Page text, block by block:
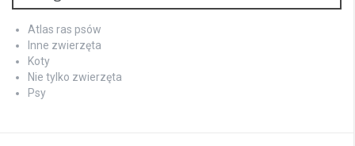
Atlas ras psów
Inne zwierzęta
Koty
Nie tylko zwierzęta
Psy